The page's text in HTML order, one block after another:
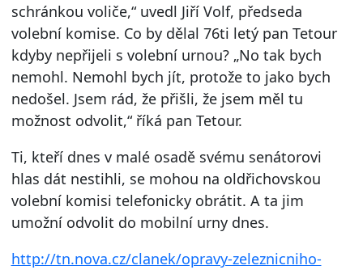
schránkou voliče,“ uvedl Jiří Volf, předseda
volební komise. Co by dělal 76ti letý pan Tetour
kdyby nepřijeli s volební urnou? „No tak bych
nemohl. Nemohl bych jít, protože to jako bych
nedošel. Jsem rád, že přišli, že jsem měl tu
možnost odvolit,“ říká pan Tetour.
Ti, kteří dnes v malé osadě svému senátorovi
hlas dát nestihli, se mohou na oldřichovskou
volební komisi telefonicky obrátit. A ta jim
umožní odvolit do mobilní urny dnes.
http://tn.nova.cz/clanek/opravy-zeleznicniho-